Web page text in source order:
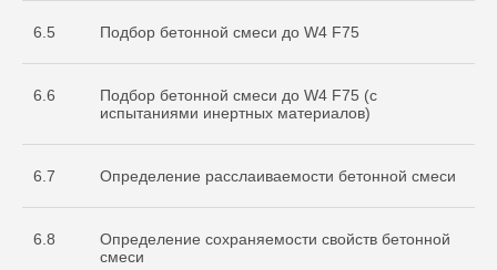
6.5 Подбор бетонной смеси до W4 F75
6.6
Подбор бетонной смеси до W4 F75 (с
испытаниями инертных материалов)
6.7 Определение расслаиваемости бетонной смеси
6.8
Определение сохраняемости свойств бетонной
смеси
Остались вопросы
по необходимым объемам испытаний
ОСТАВИТЬ ЗАЯВКУ